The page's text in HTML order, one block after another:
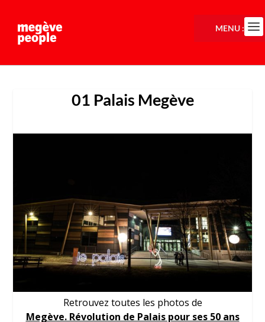
01 Palais Megève
Retrouvez toutes les photos de
Megève. Révolution de Palais pour ses 50 ans
MENU :